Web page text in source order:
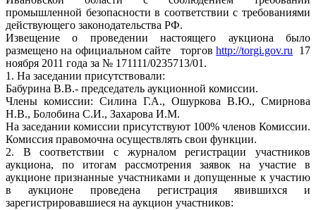
промышленной безопасности в соответствии с требованиями
действующего законодательства РФ.
Извещение о проведении настоящего аукциона было
размещено на официальном сайте торговhttp://torgi.gov.ru 17
ноября 2011 года за № 171111/0235713/01.
1. На заседании присутствовали:
Бабурина В.В.- председатель аукционной комиссии.
Члены комиссии: Силина Г.А., Ошуркова В.Ю., Смирнова
Н.В., Болобина С.И., Захарова И.М.
На заседании комиссии присутствуют 100% членов Комиссии.
Комиссия правомочна осуществлять свои функции.
2. В соответствии с журналом регистрации участников
аукциона, по итогам рассмотрения заявок на участие в
аукционе признанные участниками и допущенные к участию
в аукционе проведена регистрация явившихся и
зарегистрировавшиеся на аукцион участников: